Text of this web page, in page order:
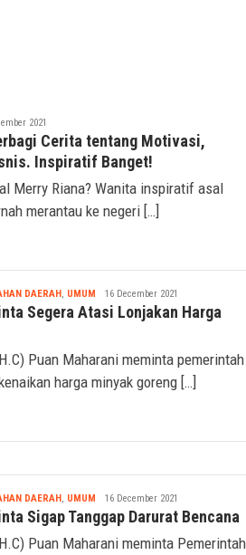
2021
Cerita tentang Motivasi,
Inspiratif Banget!
Merry Riana? Wanita inspiratif asal
merantau ke negeri […]
DAERAH UMUM Nabila
16 December 2021
Segera Atasi Lonjakan Harga
Puan Maharani meminta pemerintah
harga minyak goreng […]
DAERAH UMUM Nabila
16 December 2021
Sigap Tanggap Darurat Bencana
Puan Maharani meminta Pemerintah